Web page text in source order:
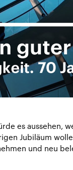
es aussehen,
Jubiläum
und neu